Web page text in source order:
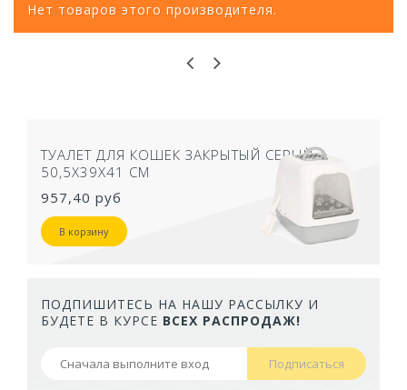
Нет товаров этого производителя.
ТУАЛЕТ ДЛЯ КОШЕК ЗАКРЫТЫЙ СЕРЫЙ
50,5Х39Х41 СМ
957,40 руб
В корзину
ПОДПИШИТЕСЬ НА НАШУ РАССЫЛКУ И
БУДЕТЕ В КУРСЕ ВСЕХ РАСПРОДАЖ!
Подписаться